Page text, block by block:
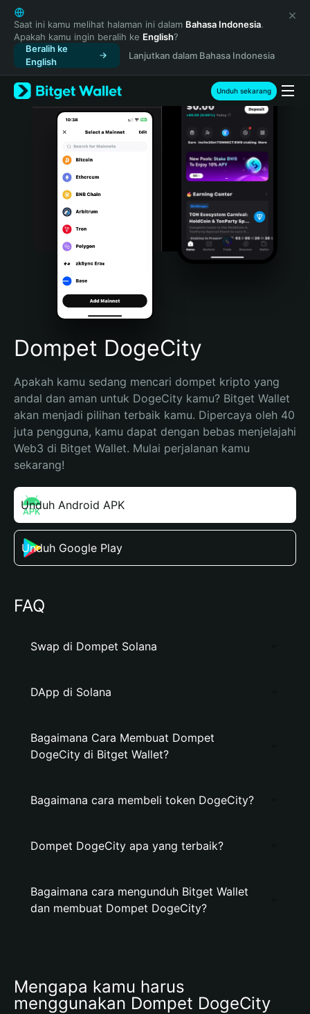
English
日本語
Tiếng Việt
Русский
Español (Latinoamérica)
Türkçe
Italiano
Português (Portugal)
Bahasa Indonesia
Português (Brasil)
Español (Argentina)
Saat ini kamu melihat halaman ini dalam Bahasa Indonesia.
Apakah kamu ingin beralih ke English?
Beralih ke
English
Lanjutkan dalam Bahasa Indonesia
Unduh sekarang
Dompet DogeCity
Apakah kamu sedang mencari dompet kripto yang
andal dan aman untuk DogeCity kamu? Bitget Wallet
akan menjadi pilihan terbaik kamu. Dipercaya oleh 40
juta pengguna, kamu dapat dengan bebas menjelajahi
Web3 di Bitget Wallet. Mulai perjalanan kamu
sekarang!
Unduh Android APK
Unduh Google Play
FAQ
Swap di Dompet Solana
DApp di Solana
Bagaimana Cara Membuat Dompet
DogeCity di Bitget Wallet?
Bagaimana cara membeli token DogeCity?
Dompet DogeCity apa yang terbaik?
Bagaimana cara mengunduh Bitget Wallet
dan membuat Dompet DogeCity?
Mengapa kamu harus
menggunakan Dompet DogeCity